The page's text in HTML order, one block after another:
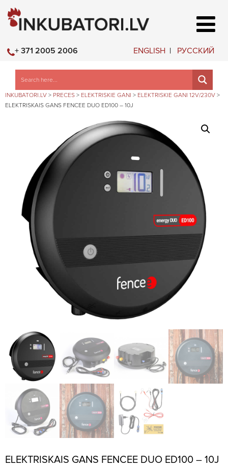
ENGLISH РУССКИЙ
+ 371 2005 2006
INKUBATORI.LV > PRECES > ELEKTRISKIE GANI > ELEKTRISKIE GANI 12V/230V >
ELEKTRISKAIS GANS FENCEE DUO ED100 – 10J
ELEKTRISKAIS GANS FENCEE DUO ED100 – 10J